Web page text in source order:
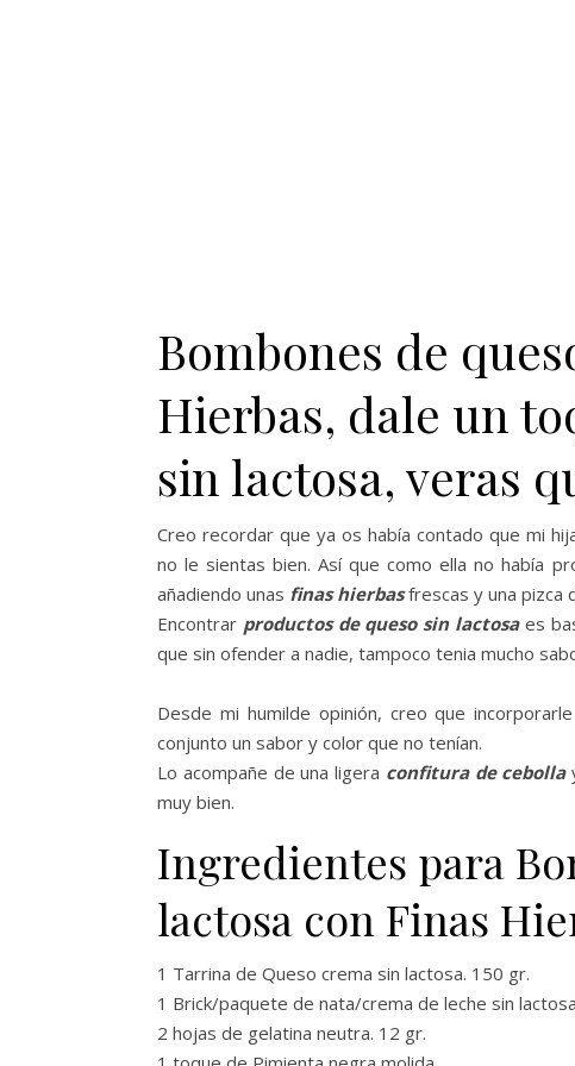
Bombones de
Hierbas, dale un
sin lactosa, veras
Creo recordar que ya os había contado que mi
no le sientas bien. Así que como ella no había
añadiendo unas finas hierbasfrescas y una pizca
Encontrar productos de queso sin lactosaes
que sin ofender a nadie, tampoco tenia mucho
Desde mi humilde opinión, creo que
conjunto un sabor y color que no tenían.
Lo acompañe de una ligera confitura de cebolla
muy bien.
Ingredientes para
lactosa con Finas
1 Tarrina de Queso crema sin lactosa. 150 gr.
1 Brick/paquete de nata/crema de leche sin
2 hojas de gelatina neutra. 12 gr.